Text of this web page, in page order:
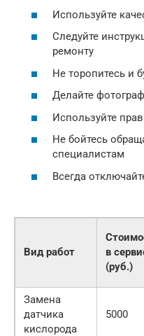
Используйте
Следуйте
ремонту
Не торопитесь и
Делайте
Используйте
Не бойтесь
специалистам
Всегда
Вид работ
в
(руб.)
Замена
датчика
кислорода
5000